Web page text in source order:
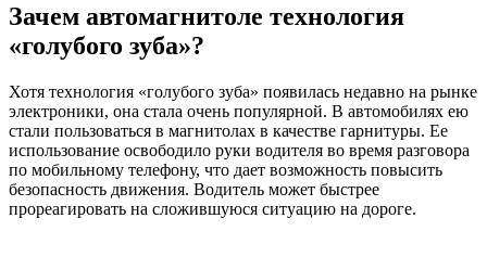
Зачем автомагнитоле технология
«голубого зуба»?
Хотя технология «голубого зуба» появилась недавно на рынке
электроники, она стала очень популярной. В автомобилях ею
стали пользоваться в магнитолах в качестве гарнитуры. Ее
использование освободило руки водителя во время разговора
по мобильному телефону, что дает возможность повысить
безопасность движения. Водитель может быстрее
прореагировать на сложившуюся ситуацию на дороге.